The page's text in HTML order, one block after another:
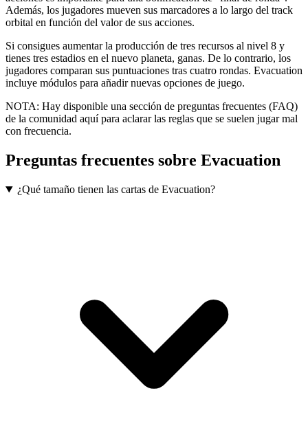
Además, los jugadores mueven sus marcadores a lo largo del track
orbital en función del valor de sus acciones.
Si consigues aumentar la producción de tres recursos al nivel 8 y
tienes tres estadios en el nuevo planeta, ganas. De lo contrario, los
jugadores comparan sus puntuaciones tras cuatro rondas. Evacuation
incluye módulos para añadir nuevas opciones de juego.
NOTA: Hay disponible una sección de preguntas frecuentes (FAQ)
de la comunidad aquí para aclarar las reglas que se suelen jugar mal
con frecuencia.
Preguntas frecuentes sobre Evacuation
¿Qué tamaño tienen las cartas de Evacuation?